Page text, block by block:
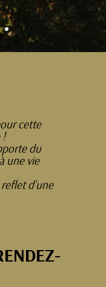
cette
!
du
une vie
d’une